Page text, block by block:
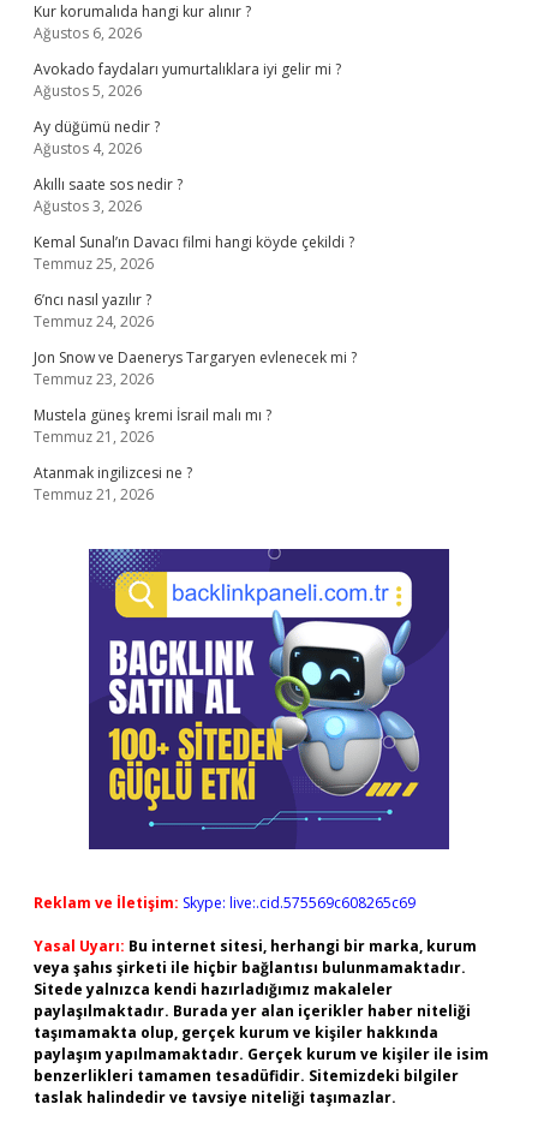
Kur korumalıda hangi kur alınır ?
Ağustos 6, 2026
Avokado faydaları yumurtalıklara iyi gelir mi ?
Ağustos 5, 2026
Ay düğümü nedir ?
Ağustos 4, 2026
Akıllı saate sos nedir ?
Ağustos 3, 2026
Kemal Sunal’ın Davacı filmi hangi köyde çekildi ?
Temmuz 25, 2026
6’ncı nasıl yazılır ?
Temmuz 24, 2026
Jon Snow ve Daenerys Targaryen evlenecek mi ?
Temmuz 23, 2026
Mustela güneş kremi İsrail malı mı ?
Temmuz 21, 2026
Atanmak ingilizcesi ne ?
Temmuz 21, 2026
Reklam ve İletişim: Skype: live:.cid.575569c608265c69
Yasal Uyarı: Bu internet sitesi, herhangi bir marka, kurum
veya şahıs şirketi ile hiçbir bağlantısı bulunmamaktadır.
Sitede yalnızca kendi hazırladığımız makaleler
paylaşılmaktadır. Burada yer alan içerikler haber niteliği
taşımamakta olup, gerçek kurum ve kişiler hakkında
paylaşım yapılmamaktadır. Gerçek kurum ve kişiler ile isim
benzerlikleri tamamen tesadüfidir. Sitemizdeki bilgiler
taslak halindedir ve tavsiye niteliği taşımazlar.